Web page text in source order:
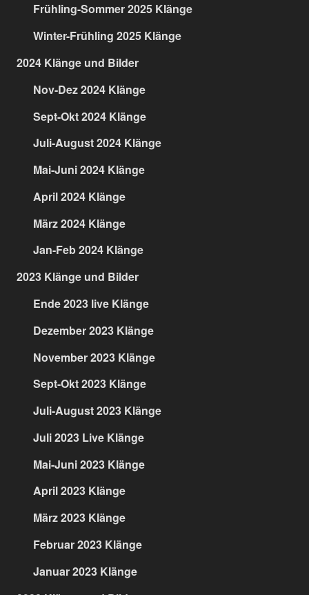
Frühling-Sommer 2025 Klänge
Winter-Frühling 2025 Klänge
2024 Klänge und Bilder
Nov-Dez 2024 Klänge
Sept-Okt 2024 Klänge
Juli-August 2024 Klänge
Mai-Juni 2024 Klänge
April 2024 Klänge
März 2024 Klänge
Jan-Feb 2024 Klänge
2023 Klänge und Bilder
Ende 2023 live Klänge
Dezember 2023 Klänge
November 2023 Klänge
Sept-Okt 2023 Klänge
Juli-August 2023 Klänge
Juli 2023 Live Klänge
Mai-Juni 2023 Klänge
April 2023 Klänge
März 2023 Klänge
Februar 2023 Klänge
Januar 2023 Klänge